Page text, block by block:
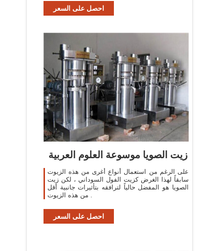
احصل على السعر
زيت الصويا موسوعة العلوم العربية
على الرغم من استعمال أنواع أغرى من هذه الزيوت
سابقاً لهذا الغرض كزيت الفول السوداني ، لكن زيت
الصويا هو المفضل حالياً لترافقه بتأثيرات جانبية أقل
من هذه الزيوت .
احصل على السعر